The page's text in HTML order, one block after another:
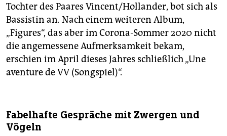
Tochter des Paares Vincent/Hollander, bot sich als
Bassistin an. Nach einem weiteren Album,
„Figures“, das aber im Corona-Sommer 2020 nicht
die angemessene Aufmerksamkeit bekam,
erschien im April dieses Jahres schließlich „Une
aventure de VV (Songspiel)“.
Fabelhafte Gespräche mit Zwergen und
Vögeln